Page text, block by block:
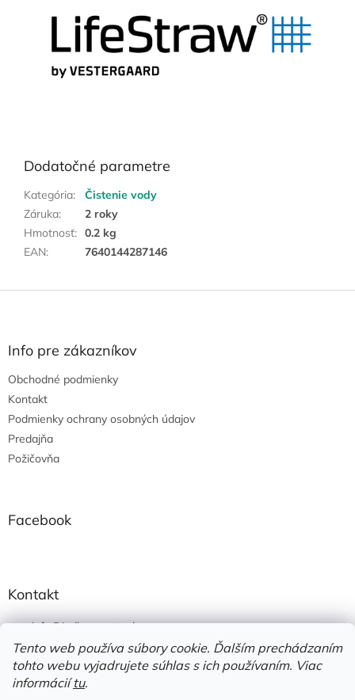
Tento web používa súbory cookie. Ďalším prechádzaním
tohto webu vyjadrujete súhlas s ich používaním. Viac
informáciítu.
Dodatočné parametre
Kategória:
Čistenie vody
Záruka:
2 roky
Hmotnosť: 0.2 kg
EAN: 7640144287146
Info pre zákazníkov
Obchodné podmienky
Kontakt
Podmienky ochrany osobných údajov
Predajňa
Požičovňa
Facebook
Kontakt
info@jedlonacesty.sk
+421 908 774 221
https://www.facebook.com/jedlonacesty.sk/